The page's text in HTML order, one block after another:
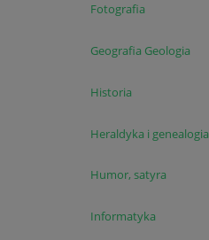
Fotografia
Geografia Geologia
Historia
Heraldyka i genealogia
Humor, satyra
Informatyka